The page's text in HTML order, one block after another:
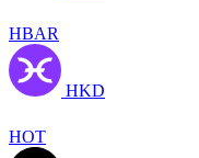
HBAR
HKD
HOT